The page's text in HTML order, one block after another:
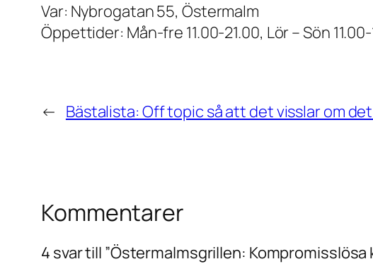
Var: Nybrogatan 55, Östermalm
Öppettider: Mån-fre 11.00-21.00, Lör – Sön
← Bästalista: Off topic så att det visslar om
Kommentarer
4 svar till ”Östermalmsgrillen: Kompromisslösa